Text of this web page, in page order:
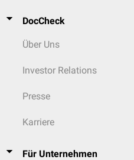
DocCheck
Über Uns
Investor Relations
Presse
Karriere
Für Unternehmen